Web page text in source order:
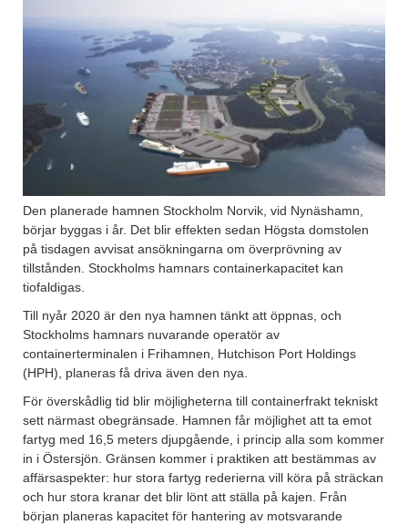
Den planerade hamnen Stockholm Norvik, vid Nynäshamn,
börjar byggas i år. Det blir effekten sedan Högsta domstolen
på tisdagen avvisat ansökningarna om överprövning av
tillstånden. Stockholms hamnars containerkapacitet kan
tiofaldigas.
Till nyår 2020 är den nya hamnen tänkt att öppnas, och
Stockholms hamnars nuvarande operatör av
containerterminalen i Frihamnen, Hutchison Port Holdings
(HPH), planeras få driva även den nya.
För överskådlig tid blir möjligheterna till containerfrakt tekniskt
sett närmast obegränsade. Hamnen får möjlighet att ta emot
fartyg med 16,5 meters djupgående, i princip alla som kommer
in i Östersjön. Gränsen kommer i praktiken att bestämmas av
affärsaspekter: hur stora fartyg rederierna vill köra på sträckan
och hur stora kranar det blir lönt att ställa på kajen. Från
början planeras kapacitet för hantering av motsvarande